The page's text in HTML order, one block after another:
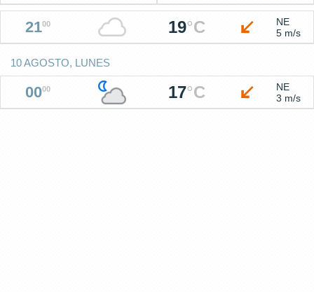
2100 19°C
NE
5 m/s
10 AGOSTO, LUNES
0000 17°C
NE
3 m/s